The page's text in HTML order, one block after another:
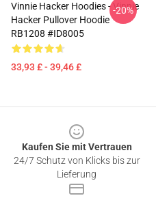
Vinnie Hacker Hoodies - Vinnie
Hacker Pullover Hoodie
RB1208 #ID8005
33,93 £ - 39,46 £
-20%
Kaufen Sie mit Vertrauen
24/7 Schutz von Klicks bis zur
Lieferung